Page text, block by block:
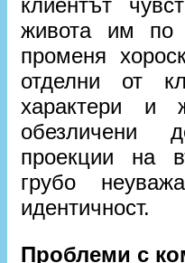
клиентът
живота им по
променя
отделни от
характери и
обезличени
проекции на
грубо
идентичност.
Проблеми с